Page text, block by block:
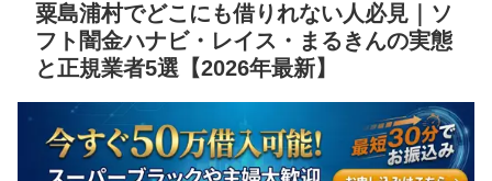
粟島浦村でどこにも借りれない人必見｜ソ
フト闇金ハナビ・レイス・まるきんの実態
と正規業者5選【2026年最新】